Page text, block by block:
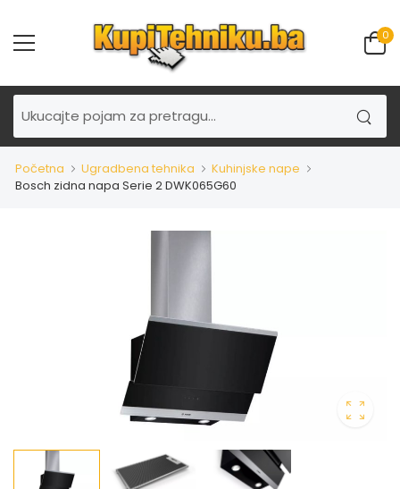
0
Početna Ugradbena tehnika
Kuhinjske nape
Bosch zidna napa Serie 2 DWK065G60